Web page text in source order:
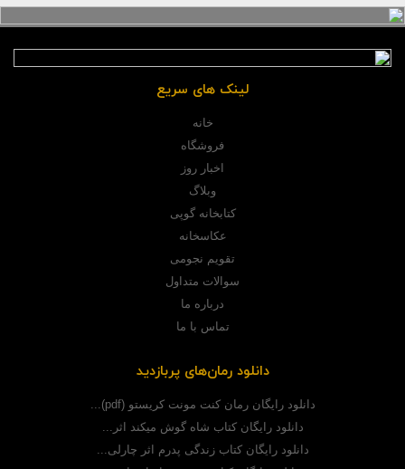
لینک های سریع
خانه
فروشگاه
اخبار روز
وبلاگ
کتابخانه گوپی
عکاسخانه
تقویم نجومی
سوالات متداول
درباره ما
تماس با ما
دانلود رمان‌های پربازدید
دانلود رایگان رمان کنت مونت کریستو (pdf)...
دانلود رایگان کتاب شاه گوش میکند اثر...
دانلود رایگان کتاب زندگی پدرم اثر چارلی...